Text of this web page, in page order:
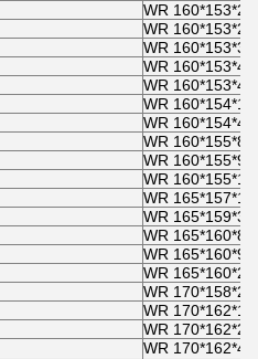
WR 160*153*20
WR
WR 160*153*35
WR 160*153*40
WR 160*153*45
WR
WR 160*154*40
WR 160*155*8
WR 160*155*9,6
WR 160*155*15
WR 165*157*15
WR 165*159*35
WR 165*160*8
WR 165*160*9,6
WR 165*160*20
WR 170*158*20
WR 170*162*15
WR 170*162*25
WR 170*162*40